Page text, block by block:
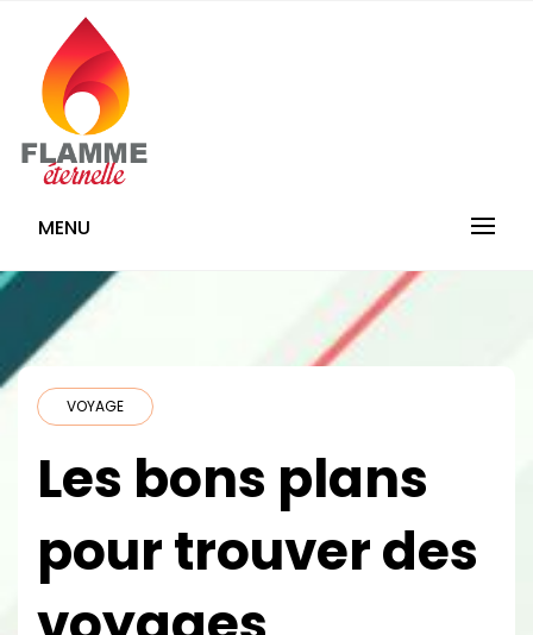
content
Flamme-
Eternelle.com
MENU
VOYAGE
Les bons plans
pour trouver des